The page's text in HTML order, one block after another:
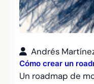
Andrés
Cómo crear un
Un roadmap de